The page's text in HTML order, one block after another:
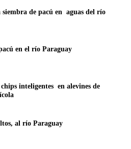
siembra de pacú en  aguas del río
en el río Paraguay
inteligentes  en alevines de
al río Paraguay